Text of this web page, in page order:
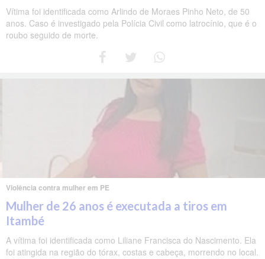
Vítima foi identificada como Arlindo de Moraes Pinho Neto, de 50
anos. Caso é investigado pela Polícia Civil como latrocínio, que é o
roubo seguido de morte.
Violência contra mulher em PE
Mulher de 26 anos é executada a tiros em
Itambé
A vítima foi identificada como Liliane Francisca do Nascimento. Ela
foi atingida na região do tórax, costas e cabeça, morrendo no local.